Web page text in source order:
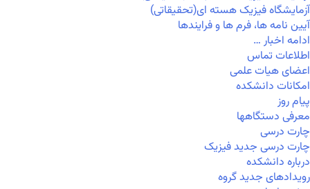
آزمایشگاه فیزیک هسته ای(تحقیقاتی)
آیین نامه ها، فرم ها و فرایندها
ادامه اخبار …
اطلاعات تماس
اعضای هیات علمی
امکانات دانشکده
پیام روز
معرفی دستگاهها
چارت درسی
چارت درسی جدید فیزیک
درباره دانشکده
رویدادهای جدید گروه